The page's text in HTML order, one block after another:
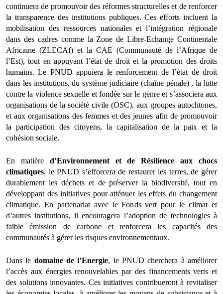
continuera de promouvoir des réformes structurelles et de renforcer
la transparence des institutions publiques. Ces efforts incluent la
mobilisation des ressources nationales et l’intégration régionale
dans des cadres comme la Zone de Libre-Echange Continentale
Africaine (ZLECAf) et la CAE (Communauté de l’Afrique de
l’Est), tout en appuyant l’état de droit et la promotion des droits
humains. Le PNUD appuiera lerenforcement de l’état de droit
dans les institutions, du système judiciaire (chaîne pénale) , la lutte
contre la violence sexuelle et fondée sur le genre et s’associera aux
organisations de la société civile (OSC), aux groupes autochtones,
et aux organisations des femmes et des jeunes afin de promouvoir
la participation des citoyens, la capitalisation de la paix et la
cohésion sociale.
En matière d’Environnement et de Résilience aux chocs
climatiques, le PNUD s’efforcera de restaurer les terres, de gérer
durablement les déchets et de préserver la biodiversité, tout en
développant des initiatives pour atténuer les effets du changement
climatique. En partenariat avec le Fonds vert pour le climat et
d’autres institutions, il encouragera l’adoption de technologies à
faible émission de carbone et renforcera les capacités des
communautés à gérer les risques environnementaux.
Dans le domaine de l’Energie, le PNUD cherchera à améliorer
l’accès aux énergies renouvelables par des financements verts et
des solutions innovantes. Ces initiatives contribueront à revitaliser